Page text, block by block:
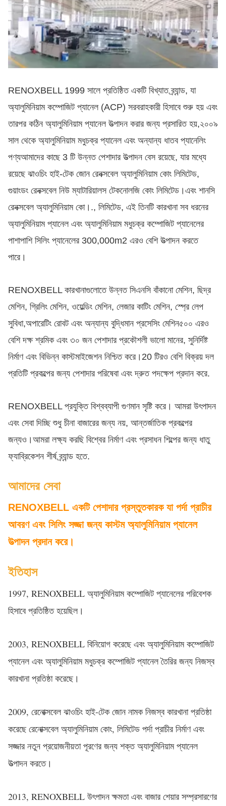
RENOXBELL 1999 সালে প্রতিষ্ঠিত একটি বিখ্যাত ব্র্যান্ড, যা
অ্যালুমিনিয়াম কম্পোজিট প্যানেল (ACP) সরবরাহকারী হিসাবে শুরু হয় এবং
তারপর কঠিন অ্যালুমিনিয়াম প্যানেল উত্পাদন করার জন্য প্রসারিত হয়,২০০৯
সাল থেকে অ্যালুমিনিয়াম মধুচক্র প্যানেল এবং অন্যান্য ধাতব প্যানেলিং
পণ্যআমাদের কাছে 3 টি উন্নত পেশাদার উত্পাদন বেস রয়েছে, যার মধ্যে
রয়েছে ঝাওচিং হাই-টেক জোন রেনক্সবেল অ্যালুমিনিয়াম কোং লিমিটেড,
গুয়াংডং রেনক্সবেল নিউ ম্যাটারিয়ালস টেকনোলজি কোং লিমিটেড।এবং শানসি
রেনক্সবেল অ্যালুমিনিয়াম কো।., লিমিটেড, এই তিনটি কারখানা সব ধরনের
অ্যালুমিনিয়াম প্যানেল এবং অ্যালুমিনিয়াম মধুচক্র কম্পোজিট প্যানেলের
পাশাপাশি সিলিং প্যানেলের 300,000m2 এরও বেশি উত্পাদন করতে
পারে।
RENOXBELL কারখানাগুলোতে উন্নত সিএনসি বাঁকানো মেশিন, ছিদ্র
মেশিন, গ্রিলিং মেশিন, ওয়েল্ডিং মেশিন, লেজার কাটিং মেশিন, স্প্রে লেপ
সুবিধা,অপারেটিং রোবট এবং অন্যান্য বুদ্ধিমান প্রসেসিং মেশিন৫০০ এরও
বেশি দক্ষ শ্রমিক এবং ৩০ জন পেশাদার প্রকৌশলী ভালো মানের, সুনির্দিষ্ট
নির্মাণ এবং বিভিন্ন কাস্টমাইজেশন নিশ্চিত করে।20 টিরও বেশি বিক্রয় দল
প্রতিটি প্রকল্পের জন্য পেশাদার পরিষেবা এবং দ্রুত পদক্ষেপ প্রদান করে.
RENOXBELL প্রযুক্তি বিশ্বব্যাপী গুণমান সৃষ্টি করে। আমরা উৎপাদন
এবং সেবা দিচ্ছি শুধু চীনা বাজারের জন্য নয়, আন্তর্জাতিক প্রকল্পের
জন্যও।আমরা লক্ষ্য করছি বিশ্বের নির্মাণ এবং প্রসাধন শিল্পের জন্য ধাতু
ফ্যাব্রিকেশন শীর্ষ ব্র্যান্ড হতে.
আমাদের সেবা
RENOXBELL একটি পেশাদার প্রস্তুতকারক যা পর্দা প্রাচীর
আবরণ এবং সিলিং সজ্জা জন্য কাস্টম অ্যালুমিনিয়াম প্যানেল
উত্পাদন প্রদান করে।
ইতিহাস
1997, RENOXBELL অ্যালুমিনিয়াম কম্পোজিট প্যানেলের পরিবেশক
হিসাবে প্রতিষ্ঠিত হয়েছিল।
2003, RENOXBELL বিনিয়োগ করেছে এবং অ্যালুমিনিয়াম কম্পোজিট
প্যানেল এবং অ্যালুমিনিয়াম মধুচক্র কম্পোজিট প্যানেল তৈরির জন্য নিজস্ব
কারখানা প্রতিষ্ঠা করেছে।
2009, রেনোক্সবেল ঝাওচিং হাই-টেক জোন নামক নিজস্ব কারখানা প্রতিষ্ঠা
করেছে রেনোক্সবেল অ্যালুমিনিয়াম কোং, লিমিটেড পর্দা প্রাচীর নির্মাণ এবং
সজ্জার নতুন প্রয়োজনীয়তা পূরণের জন্য শক্ত অ্যালুমিনিয়াম প্যানেল
উত্পাদন করতে।
2013, RENOXBELL উৎপাদন ক্ষমতা এবং বাজার শেয়ার সম্প্রসারণের